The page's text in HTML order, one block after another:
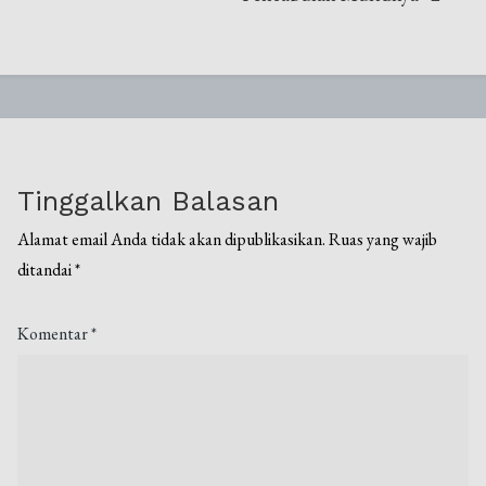
Tinggalkan Balasan
Alamat email Anda tidak akan dipublikasikan. Ruas yang wajib
ditandai*
Komentar*